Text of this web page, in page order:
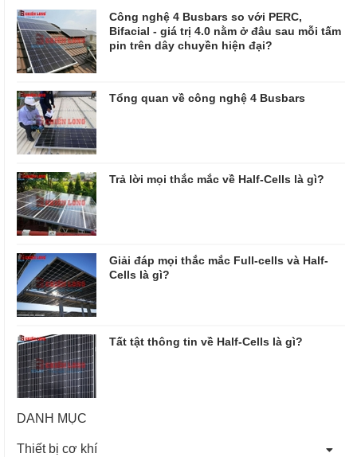
Công nghệ 4 Busbars so với PERC,
Bifacial - giá trị 4.0 nằm ở đâu sau mỗi tấm
pin trên dây chuyền hiện đại?
Tổng quan về công nghệ 4 Busbars
Trả lời mọi thắc mắc về Half-Cells là gì?
Giải đáp mọi thắc mắc Full-cells và Half-
Cells là gì?
Tất tật thông tin về Half-Cells là gì?
DANH MỤC
Thiết bị cơ khí